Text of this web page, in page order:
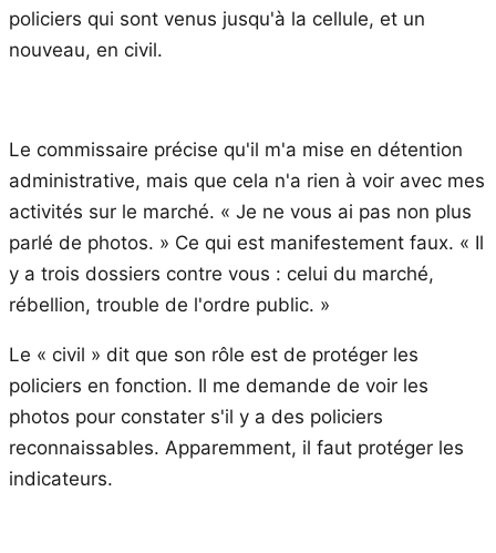
policiers qui sont venus jusqu'à la cellule, et un
nouveau, en civil.
Le commissaire précise qu'il m'a mise en détention
administrative, mais que cela n'a rien à voir avec mes
activités sur le marché. « Je ne vous ai pas non plus
parlé de photos. » Ce qui est manifestement faux. « Il
y a trois dossiers contre vous : celui du marché,
rébellion, trouble de l'ordre public. »
Le « civil » dit que son rôle est de protéger les
policiers en fonction. Il me demande de voir les
photos pour constater s'il y a des policiers
reconnaissables. Apparemment, il faut protéger les
indicateurs.